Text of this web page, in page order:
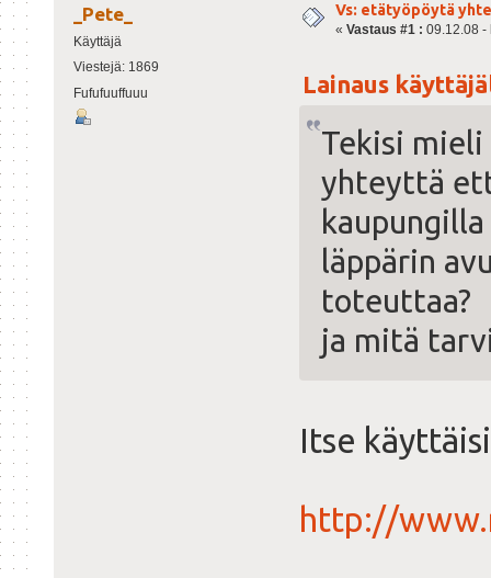
_Pete_
Käyttäjä
Viestejä: 1869
Fufufuuffuuu
Vs: etätyöpöytä
« Vastaus #1 : 09.12.08 -
Lainaus
Tekisi
yhteyttä
läppärin
toteuttaa?
ja mitä
Itse
http://